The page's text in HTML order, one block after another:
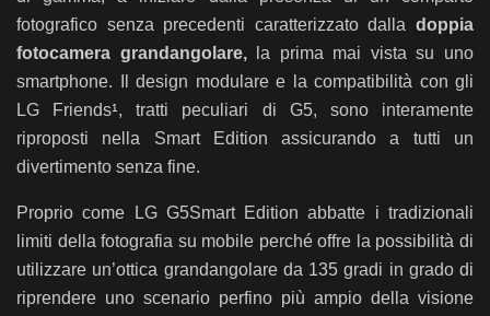
fotografico senza precedenti caratterizzato dalla doppia
fotocamera grandangolare,la prima mai vista su uno
smartphone. Il design modulare e la compatibilità con gli
LG Friends1 , tratti peculiari di G5, sono interamente
riproposti nella Smart Edition assicurando a tutti un
divertimento senza fine.
Proprio come LG G5Smart Edition abbatte i tradizionali
limiti della fotografia su mobile perché offre la possibilità di
utilizzare un’ottica grandangolare da 135 gradi in grado di
riprendere uno scenario perfino più ampio della visione